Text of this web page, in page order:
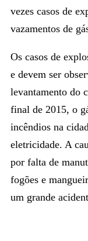
vezes casos de
vazamentos de
Os casos de
e devem ser
levantamento do
final de 2015, o
incêndios na
eletricidade. A
por falta de
fogões e
um grande